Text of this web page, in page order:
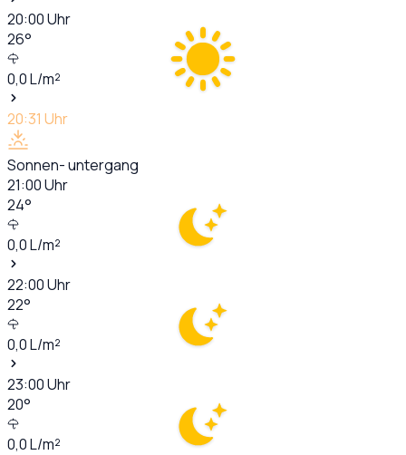
20:00Uhr
26°
0,0L/m²
20:31 Uhr
Sonnen- untergang
21:00Uhr
24°
0,0L/m²
22:00Uhr
22°
0,0L/m²
23:00Uhr
20°
0,0L/m²